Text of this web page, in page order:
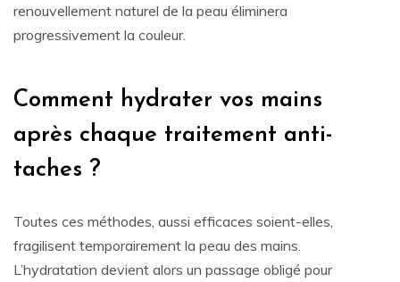
renouvellement naturel de la peau éliminera
progressivement la couleur.
Comment hydrater vos mains
après chaque traitement anti-
taches ?
Toutes ces méthodes, aussi efficaces soient-elles,
fragilisent temporairement la peau des mains.
L’hydratation devient alors un passage obligé pour